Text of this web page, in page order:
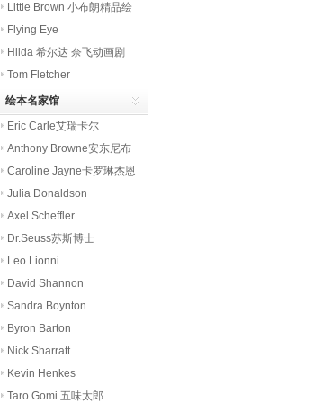
Little Brown 小布朗精品绘
本Flying Eye
Hilda 希尔达 奈飞动画剧
Tom Fletcher
绘本名家馆
Eric Carle艾瑞卡尔
Anthony Browne安东尼布
朗Caroline Jayne卡罗琳杰恩
Julia Donaldson
Axel Scheffler
Dr.Seuss苏斯博士
Leo Lionni
David Shannon
Sandra Boynton
Byron Barton
Nick Sharratt
Kevin Henkes
Taro Gomi 五味太郎